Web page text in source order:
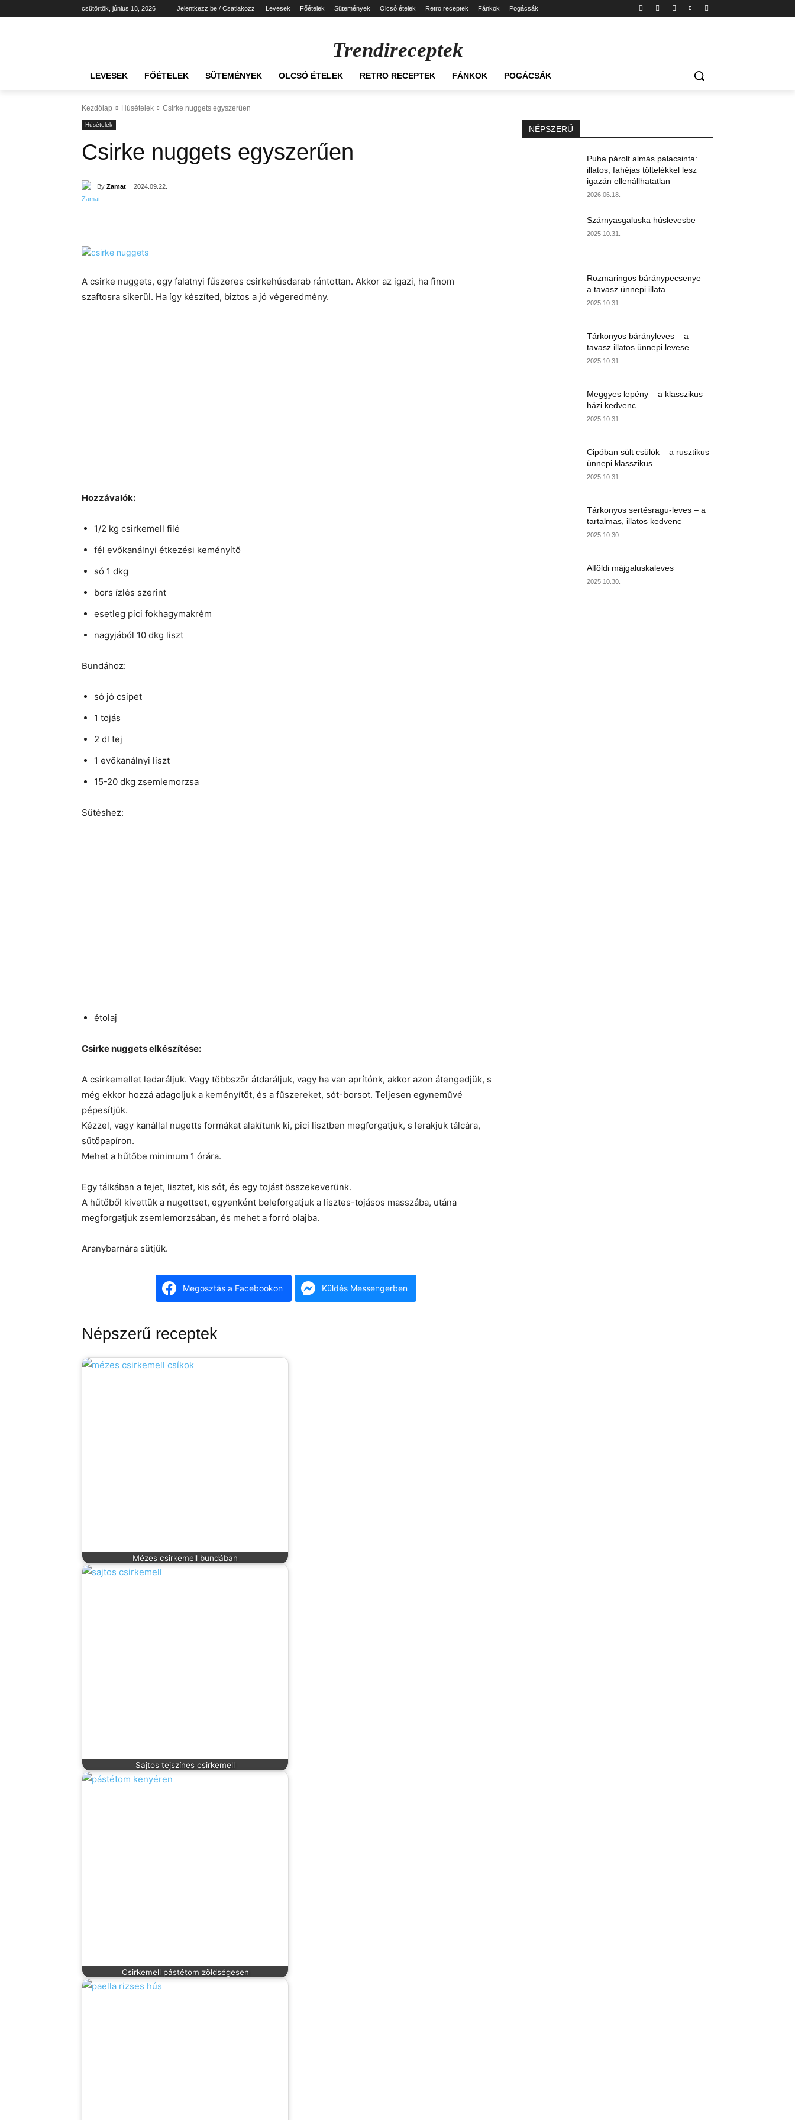
csütörtök, június 18, 2026 Jelentkezz be / Csatlakozz Levesek Főételek Sütemények Olcsó ételek Retro receptek Fánkok Pogácsák
Trendireceptek
LEVESEK FŐÉTELEK SÜTEMÉNYEK OLCSÓ ÉTELEK RETRO RECEPTEK FÁNKOK POGÁCSÁK
Kezdőlap Húsételek Csirke nuggets egyszerűen
Húsételek
Csirke nuggets egyszerűen
By Zamat 2024.09.22.
A csirke nuggets, egy falatnyi fűszeres csirkehúsdarab rántottan. Akkor az igazi, ha finom
szaftosra sikerül. Ha így készíted, biztos a jó végeredmény.
Hozzávalók:
1/2 kg csirkemell filé
fél evőkanálnyi étkezési keményítő
só 1 dkg
bors ízlés szerint
esetleg pici fokhagymakrém
nagyjából 10 dkg liszt
Bundához:
só jó csipet
1 tojás
2 dl tej
1 evőkanálnyi liszt
15-20 dkg zsemlemorzsa
Sütéshez:
étolaj
Csirke nuggets elkészítése:
A csirkemellet ledaráljuk. Vagy többször átdaráljuk, vagy ha van aprítónk, akkor azon átengedjük, s
még ekkor hozzá adagoljuk a keményítőt, és a fűszereket, sót-borsot. Teljesen egyneművé
pépesítjük.
Kézzel, vagy kanállal nugetts formákat alakítunk ki, pici lisztben megforgatjuk, s lerakjuk tálcára,
sütőpapíron.
Mehet a hűtőbe minimum 1 órára.
Egy tálkában a tejet, lisztet, kis sót, és egy tojást összekeverünk.
A hűtőből kivettük a nugettset, egyenként beleforgatjuk a lisztes-tojásos masszába, utána
megforgatjuk zsemlemorzsában, és mehet a forró olajba.
Aranybarnára sütjük.
Megosztás a Facebookon Küldés Messengerben
Népszerű receptek
Mézes csirkemell bundában
Sajtos tejszínes csirkemell
Csirkemell pástétom zöldségesen
NÉPSZERŰ
Puha párolt almás palacsinta:
illatos, fahéjas töltelékkel lesz
igazán ellenállhatatlan
2026.06.18.
Szárnyasgaluska húslevesbe
2025.10.31.
Rozmaringos báránypecsenye –
a tavasz ünnepi illata
2025.10.31.
Tárkonyos bárányleves – a
tavasz illatos ünnepi levese
2025.10.31.
Meggyes lepény – a klasszikus
házi kedvenc
2025.10.31.
Cipóban sült csülök – a rusztikus
ünnepi klasszikus
2025.10.31.
Tárkonyos sertésragu-leves – a
tartalmas, illatos kedvenc
2025.10.30.
Alföldi májgaluskaleves
2025.10.30.